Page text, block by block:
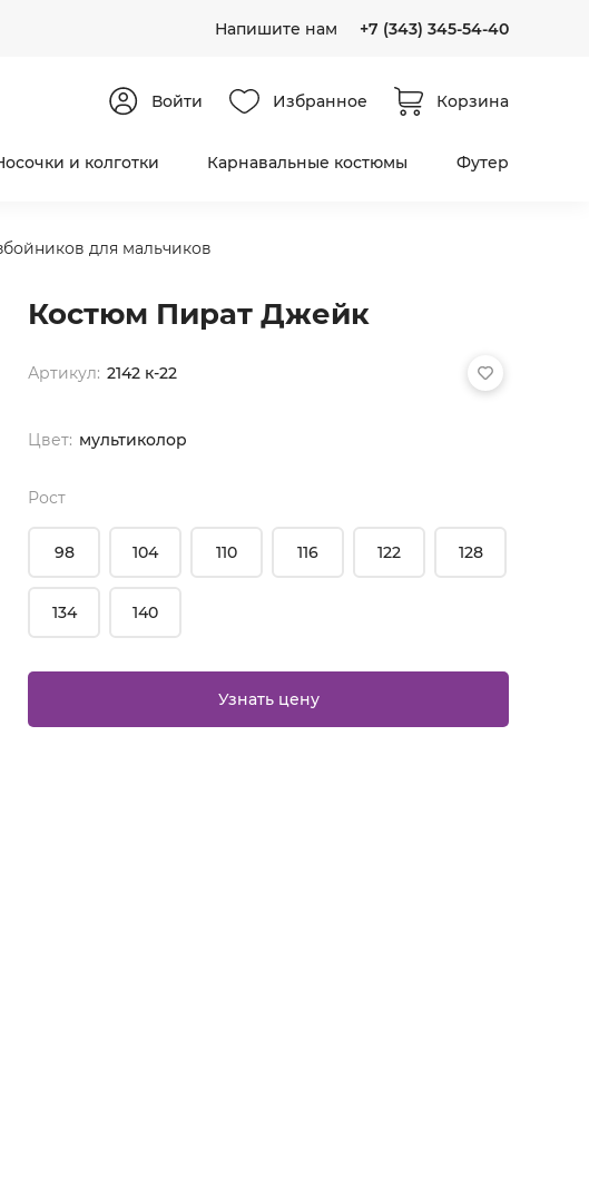
Напишите нам +7 (343) 345-54-40
Войти Избранное Корзина
и колготки Карнавальные костюмы Футер
для мальчиков
Костюм Пират Джейк
Артикул: 2142 к-22
Цвет: мультиколор
Рост
98 104 110 116 122 128
134 140
Узнать цену